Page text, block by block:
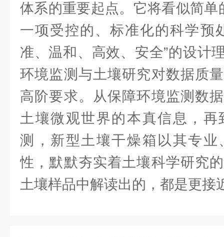
体系的重要起点。它将看似简单
一项受控的、标准化的科学预
准、温和、高效、安全”的设计
环境监测与土壤研究对数据质
高阶要求。从保障环境监测数
土壤微观世界的本真信息，
测，新型土壤干燥箱以其专业
性，默默夯实着土壤科学研究
土壤样品中解读出的，都是更接